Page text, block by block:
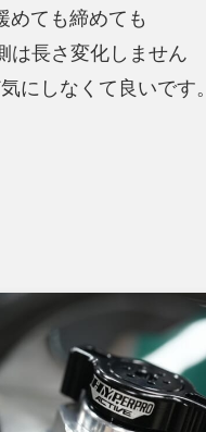
めても締めても
は長さ変化しません
にしなくて良いです。